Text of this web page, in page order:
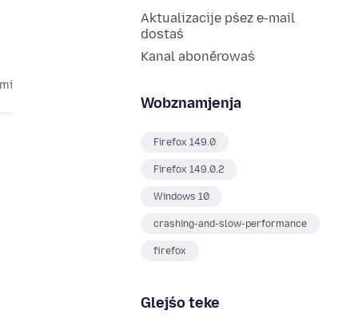
Aktualizacije pśez e-mail
dostaś
Kanal aboněrowaś
Wobznamjenja
Firefox 149.0
Firefox 149.0.2
Windows 10
crashing-and-slow-performance
firefox
Glejśo teke